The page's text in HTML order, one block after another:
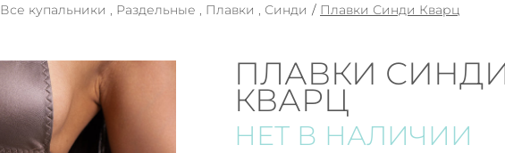
Все купальники , Раздельные , Плавки , Синди / Плавки Синди Кварц
ПЛАВКИ
КВАРЦ
НЕТ В НАЛИЧИИ